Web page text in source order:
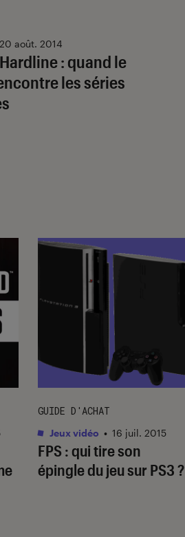
: quand le
les séries
20 août. 2014
FPS : qui tire son
épingle du jeu sur PS3 ?
GUIDE D'ACHAT
Jeux vidéo • 16 juil. 2015